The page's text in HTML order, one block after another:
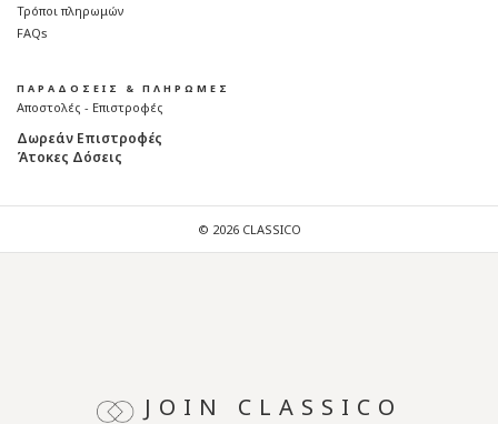
Τρόποι πληρωμών
FAQs
ΠΑΡΑΔΟΣΕΙΣ & ΠΛΗΡΩΜΕΣ
Αποστολές - Επιστροφές
Δωρεάν Επιστροφές
Άτοκες Δόσεις
© 2026 CLASSICO
JOIN CLASSICO